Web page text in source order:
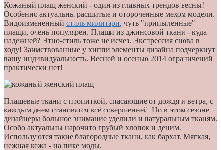
Кожаный плащ женский - один из главных трендов весны!
Особенно актуальны расшитые и отороченные мехом модели.
Видоизмененный стиль милитари, чуть "припыленные"
плащи, очень популярен. Плащи из джинсовой ткани - куда
надежней? Этно-стиль тоже не исчез. Экспрессия снова в
ходу! Заимствованные у хиппи элементы дизайна подчеркнут
вашу индивидуальность. Весной и осенью 2014 ограничений
практически нет!
Плащевые ткани с пропиткой, спасающие от дождя и ветра, с
каждым днем становятся всё совершенней. Но в этом сезоне
дизайнеры большое внимание уделили и натуральным тканям.
Особо актуальны нарочито грубый хлопок и деним.
Используются такие благородные ткани, как бархат. Мягкая,
нежная кожа - на пике моды.